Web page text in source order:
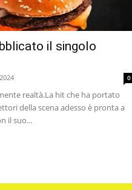
il singolo
0
realtà.La hit che ha portato
della scena adesso è pronta a
il suo...